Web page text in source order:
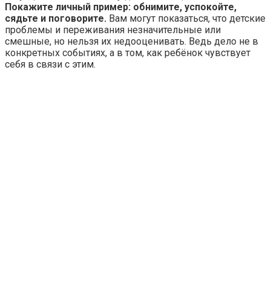
Покажите личный пример: обнимите, успокойте,
сядьте и поговорите. Вам могут показаться, что детские
проблемы и переживания незначительные или
смешные, но нельзя их недооценивать. Ведь дело не в
конкретных событиях, а в том, как ребёнок чувствует
себя в связи с этим.